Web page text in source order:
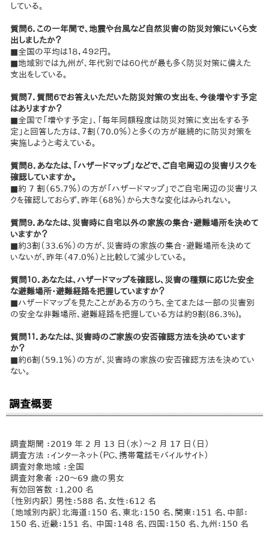
している。
質問６．この一年間で、地震や台風など自然災害の防災対策にいくら支
出しましたか？
■全国の平均は１８，４９２円。
■地域別では九州が、年代別では６０代が最も多く防災対策に備えた
支出をしている。
質問７．質問６でお答えいただいた防災対策の支出を、今後増やす予定
はありますか？
■全国で「増やす予定」、「毎年同額程度は防災対策に支出をする予
定」と回答した方は、７割（70.0％）と多くの方が継続的に防災対策を
実施しようと考えている。
質問８．あなたは、「ハザードマップ」などで、ご自宅周辺の災害リスクを
確認していますか。
■約 7 割（65.7％）の方が「ハザードマップ」でご自宅周辺の災害リス
クを確認しておらず、昨年（68％）から大きな変化はみられない。
質問９．あなたは、災害時に自宅以外の家族の集合・避難場所を決めて
いますか？
■約３割（33.6％）の方が、災害時の家族の集合・避難場所を決めて
いないが、昨年（47.0％）と比較して減少している。
質問１０．あなたは、ハザードマップを確認し、災害の種類に応じた安全
な避難場所・避難経路を把握していますか？
■ハザードマップを見たことがある方のうち、全てまたは一部の災害別
の安全な非難場所、避難経路を把握している方は約９割(86.3%)。
質問１１．あなたは、災害時のご家族の安否確認方法を決めています
か？
■約６割（59.1％）の方が、災害時の家族の安否確認方法を決めてい
ない。
調査概要
調査期間 ：2019 年 2 月 13 日（水）～2 月 17 日（日）
調査方法 ：インターネット（ＰＣ、携帯電話モバイルサイト）
調査対象地域 ：全国
調査対象者 ：20～69 歳の男女
有効回答数 ：1,200 名
〔性別内訳〕 男性：588 名、女性：612 名
〔地域別内訳〕北海道：150 名、東北：150 名、関東：151 名、中部：
150 名、近畿：151 名、 中国：148 名、四国：150 名、九州：150 名